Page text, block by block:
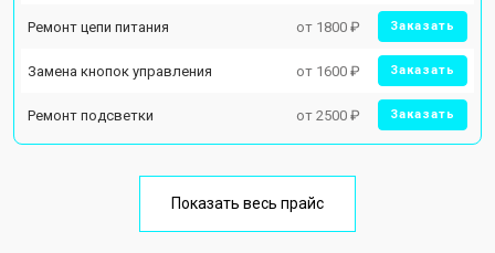
Ремонт цепи питания от 1800 ₽ Заказать
Замена кнопок управления от 1600 ₽ Заказать
Ремонт подсветки от 2500 ₽ Заказать
Показать весь прайс